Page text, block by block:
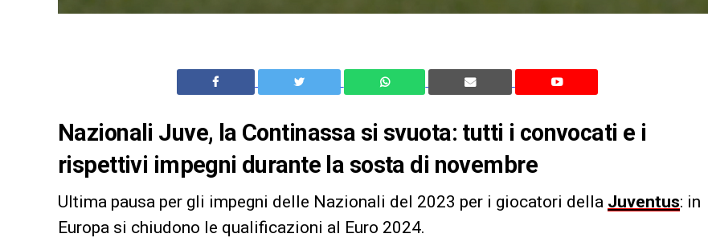
Nazionali Juve, la Continassa si svuota: tutti i convocati e i
rispettivi impegni durante la sosta di novembre
Ultima pausa per gli impegni delle Nazionali del 2023 per i giocatori della Juventus: in
Europa si chiudono le qualificazioni al Euro 2024.